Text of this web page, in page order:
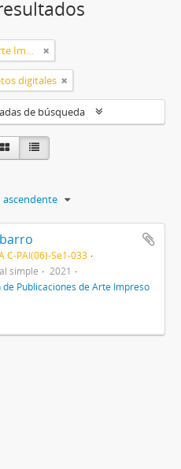
Colección de Publicaciones de Arte Impreso
digitales
de búsqueda
ascendente
C-PAI(06)-Se1-033
simple
2021
de Publicaciones de Arte Impreso